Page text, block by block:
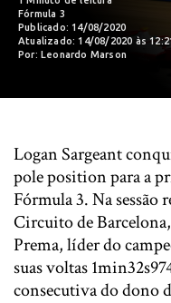
Fórmula 3
Publicado: 14/08/2020
Atualizado: 14/08/2020 às
Por: Leonardo Marson
Logan Sargeant
pole position para a
Fórmula 3. Na sessão
Circuito de
Prema, líder do
suas voltas
consecutiva do dono